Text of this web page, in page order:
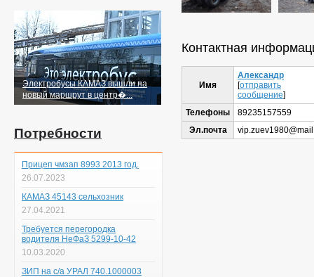
Электробусы КАМАЗ вышли на
новый маршрут в центр�...
Потребности
Прицеп чмзап 8993 2013 год.
26.07.2023
КАМАЗ 45143 сельхозник
27.04.2021
Требуется перегородка
водителя НеФаЗ 5299-10-42
10.03.2020
ЗИП на с/а УРАЛ 740.1000003
Контактная
Имя
Александр
[отправить
сообщение]
Телефоны
89235157559
Эл.почта